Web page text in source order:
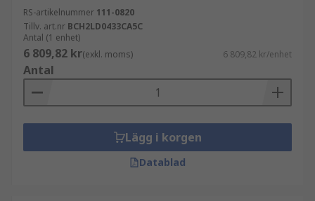
RS-artikelnummer 111-0820
Tillv. art.nr BCH2LD0433CA5C
Antal (1 enhet)
6 809,82 kr(exkl. moms) 6 809,82 kr/enhet
Antal
Lägg i korgen
Datablad